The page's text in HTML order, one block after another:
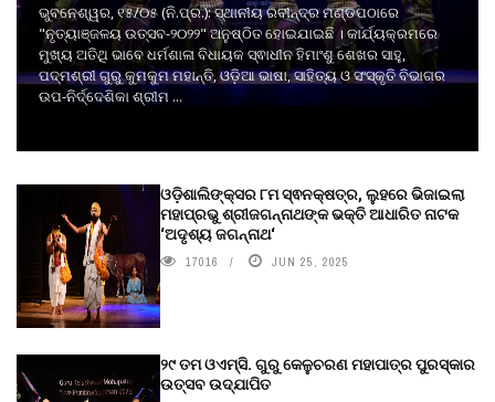
ଭୁବନେଶ୍ୱର, ୧୫/୦୫ (ନି.ପ୍ର.): ସ୍ଥାନୀୟ ରବୀନ୍ଦ୍ର ମଣ୍ଡପଠାରେ
"ନୃତ୍ୟାଞ୍ଜଳୟ ଉତ୍ସବ-୨୦୨୨" ଅନୁଷ୍ଠିତ ହୋଇଯାଇଛି । କାର୍ଯ୍ୟକ୍ରମରେ
ମୁଖ୍ୟ ଅତିଥି ଭାବେ ଧର୍ମଶାଳା ବିଧାୟକ ସ୍ଵାଧୀନ ହିମାଂଶୁ ଶେଖର ସାହୁ,
ପଦ୍ମଶ୍ରୀ ଗୁରୁ କୁମକୁମ ମହାନ୍ତି, ଓଡ଼ିଆ ଭାଷା, ସାହିତ୍ୟ ଓ ସଂସ୍କୃତି ବିଭାଗର
ଉପ-ନିର୍ଦ୍ଦେଶିକା ଶ୍ରୀମ ...
ଓଡ଼ିଶାଲିଙ୍କ୍ସର ୮ମ ସ୍ଵନକ୍ଷତ୍ର, ଲୁହରେ ଭିଜାଇଲା
ମହାପ୍ରଭୁ ଶ୍ରୀଜଗନ୍ନାଥଙ୍କ ଭକ୍ତି ଆଧାରିତ ନାଟକ
‘ଅଦୃଶ୍ୟ ଜଗନ୍ନାଥ‘
17016 JUN 25, 2025
୨୯ ତମ ଓଏମ୍‌ସି. ଗୁରୁ କେଳୁଚରଣ ମହାପାତ୍ର ପୁରସ୍କାର
ଉତ୍ସବ ଉଦ୍‍ଯାପିତ